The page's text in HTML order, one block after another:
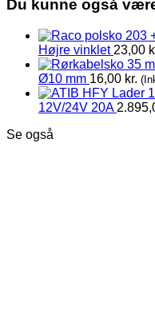
Du kunne også
Højre vinklet 23,00
Ø10 mm 16,00 kr.
12V/24V 20A
Se også